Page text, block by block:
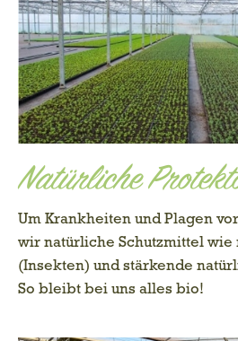
Natürliche
Um Krankheiten und Plagen
wir natürliche Schutzmittel wie
(Insekten) und stärkende
So bleibt bei uns alles bio!